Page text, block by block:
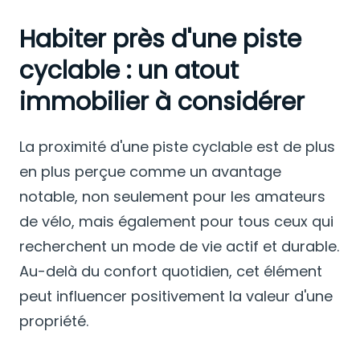
Habiter près d'une piste
cyclable : un atout
immobilier à considérer
La proximité d'une piste cyclable est de plus
en plus perçue comme un avantage
notable, non seulement pour les amateurs
de vélo, mais également pour tous ceux qui
recherchent un mode de vie actif et durable.
Au-delà du confort quotidien, cet élément
peut influencer positivement la valeur d'une
propriété.